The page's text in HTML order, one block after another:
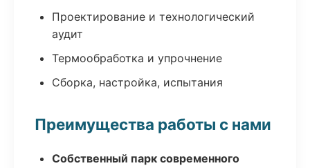
Проектирование и технологический
аудит
Термообработка и упрочнение
Сборка, настройка, испытания
Преимущества работы с нами
Собственный парк современного